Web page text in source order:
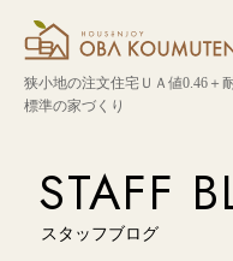
狭小地の注文住宅ＵＡ値0.46＋
標準の家づくり
STAFF
スタッフブログ